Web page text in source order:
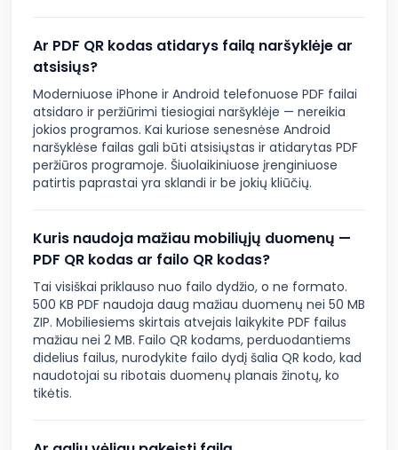
Ar PDF QR kodas atidarys failą naršyklėje ar
atsisiųs?
Moderniuose iPhone ir Android telefonuose PDF failai
atsidaro ir peržiūrimi tiesiogiai naršyklėje — nereikia
jokios programos. Kai kuriose senesnėse Android
naršyklėse failas gali būti atsisiųstas ir atidarytas PDF
peržiūros programoje. Šiuolaikiniuose įrenginiuose
patirtis paprastai yra sklandi ir be jokių kliūčių.
Kuris naudoja mažiau mobiliųjų duomenų —
PDF QR kodas ar failo QR kodas?
Tai visiškai priklauso nuo failo dydžio, o ne formato.
500 KB PDF naudoja daug mažiau duomenų nei 50 MB
ZIP. Mobiliesiems skirtais atvejais laikykite PDF failus
mažiau nei 2 MB. Failo QR kodams, perduodantiems
didelius failus, nurodykite failo dydį šalia QR kodo, kad
naudotojai su ribotais duomenų planais žinotų, ko
tikėtis.